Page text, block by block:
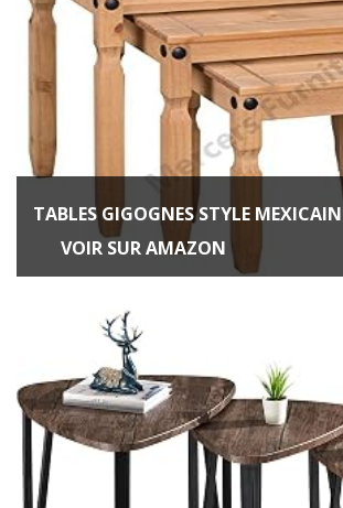
TABLES GIGOGNES STYLE MEXICAIN
VOIR SUR AMAZON